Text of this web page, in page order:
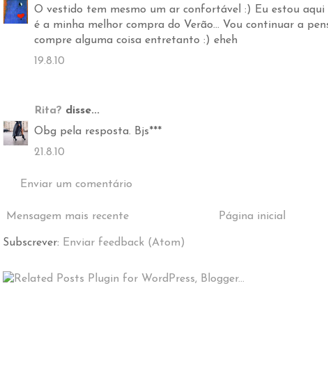
O vestido tem mesmo um ar confortável :) Eu estou aqui
é a minha melhor compra do Verão... Vou continuar a
compre alguma coisa entretanto :) eheh
19.8.10
Rita? disse...
Obg pela resposta. Bjs***
21.8.10
Enviar um comentário
Mensagem mais recente Página inicial
Subscrever: Enviar feedback (Atom)